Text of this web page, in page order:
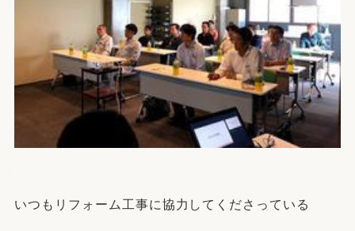
いつもリフォーム工事に協力してくださっている